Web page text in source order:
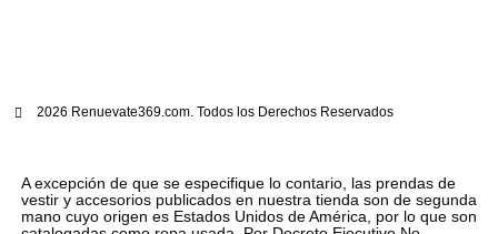
2026 Renuevate369.com. Todos los Derechos Reservados
A excepción de que se especifique lo contario, las prendas de
vestir y accesorios publicados en nuestra tienda son de segunda
mano cuyo origen es Estados Unidos de América, por lo que son